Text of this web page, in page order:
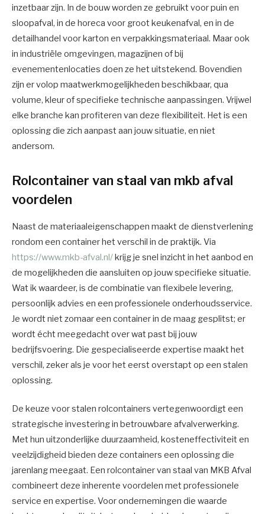
inzetbaar zijn. In de bouw worden ze gebruikt voor puin en
sloopafval, in de horeca voor groot keukenafval, en in de
detailhandel voor karton en verpakkingsmateriaal. Maar ook
in industriële omgevingen, magazijnen of bij
evenementenlocaties doen ze het uitstekend. Bovendien
zijn er volop maatwerkmogelijkheden beschikbaar, qua
volume, kleur of specifieke technische aanpassingen. Vrijwel
elke branche kan profiteren van deze flexibiliteit. Het is een
oplossing die zich aanpast aan jouw situatie, en niet
andersom.
Rolcontainer van staal van mkb afval
voordelen
Naast de materiaaleigenschappen maakt de dienstverlening
rondom een container het verschil in de praktijk. Via
https://www.mkb-afval.nl/krijg je snel inzicht in het aanbod en
de mogelijkheden die aansluiten op jouw specifieke situatie.
Wat ik waardeer, is de combinatie van flexibele levering,
persoonlijk advies en een professionele onderhoudsservice.
Je wordt niet zomaar een container in de maag gesplitst; er
wordt écht meegedacht over wat past bij jouw
bedrijfsvoering. Die gespecialiseerde expertise maakt het
verschil, zeker als je voor het eerst overstapt op een stalen
oplossing.
De keuze voor stalen rolcontainers vertegenwoordigt een
strategische investering in betrouwbare afvalverwerking.
Met hun uitzonderlijke duurzaamheid, kosteneffectiviteit en
veelzijdigheid bieden deze containers een oplossing die
jarenlang meegaat. Een rolcontainer van staal van MKB Afval
combineert deze inherente voordelen met professionele
service en expertise. Voor ondernemingen die waarde